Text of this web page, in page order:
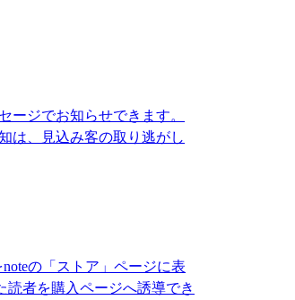
ージでお知らせできます。
は、見込み客の取り逃がし
の「ストア」ページに表
者を購入ページへ誘導でき